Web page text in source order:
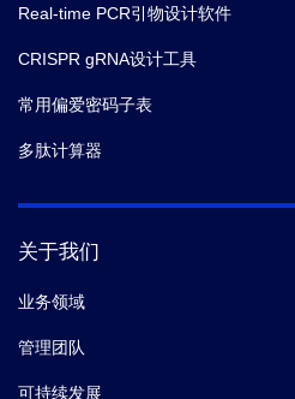
Real-time PCR引物设计软件
CRISPR gRNA设计工具
常用偏爱密码子表
多肽计算器
关于我们
业务领域
管理团队
可持续发展